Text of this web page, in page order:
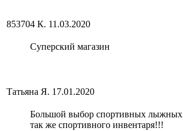
853704 К. 11.03.2020
Суперский магазин
Татьяна Я. 17.01.2020
Большой выбор спортивных лыжных
так же спортивного инвентаря!!!